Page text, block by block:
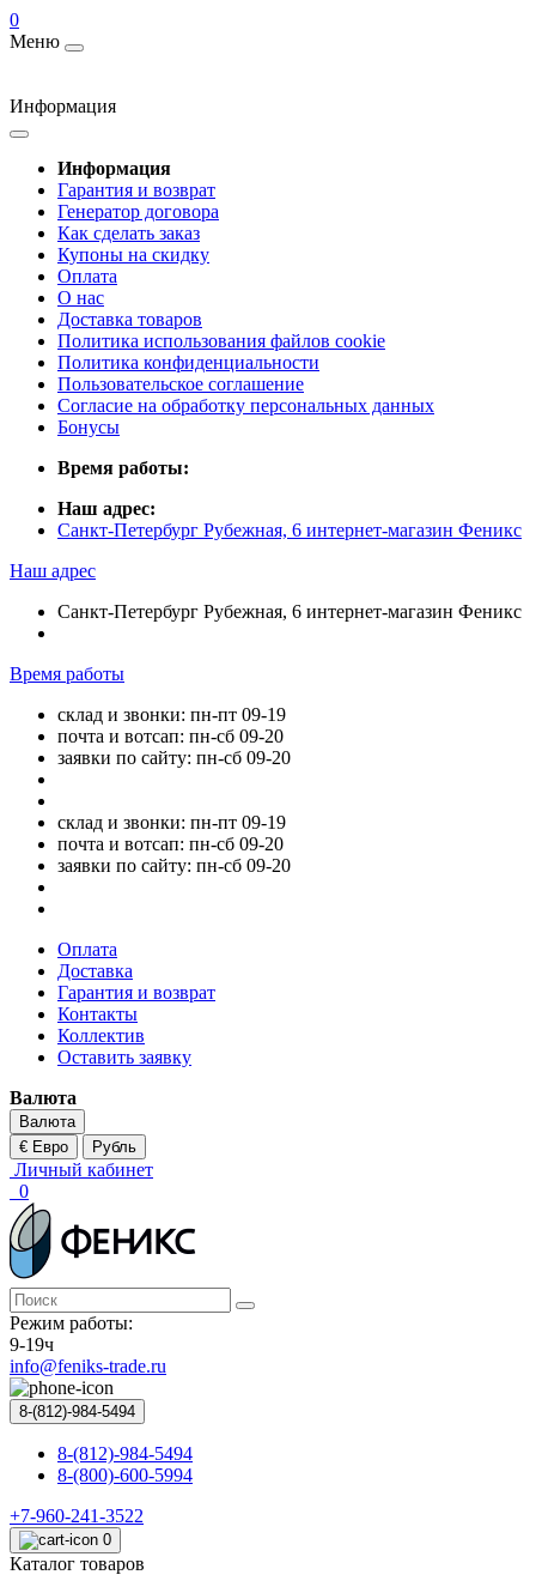
0
Меню
Информация
Информация
Гарантия и возврат
Генератор договора
Как сделать заказ
Купоны на скидку
Оплата
О нас
Доставка товаров
Политика использования файлов cookie
Политика конфиденциальности
Пользовательское соглашение
Согласие на обработку персональных данных
Бонусы
Время работы:
Наш адрес:
Санкт-Петербург Рубежная, 6 интернет-магазин Феникс
Наш адрес
Санкт-Петербург Рубежная, 6 интернет-магазин Феникс
Время работы
склад и звонки: пн-пт 09-19
почта и вотсап: пн-сб 09-20
заявки по сайту: пн-сб 09-20
склад и звонки: пн-пт 09-19
почта и вотсап: пн-сб 09-20
заявки по сайту: пн-сб 09-20
Оплата
Доставка
Гарантия и возврат
Контакты
Коллектив
Оставить заявку
Валюта
Валюта
€ Евро
Рубль
Личный кабинет
0
Режим работы:
9-19ч
info@feniks-trade.ru
8-(812)-984-5494
8-(812)-984-5494
8-(800)-600-5994
+7-960-241-3522
0
Каталог товаров